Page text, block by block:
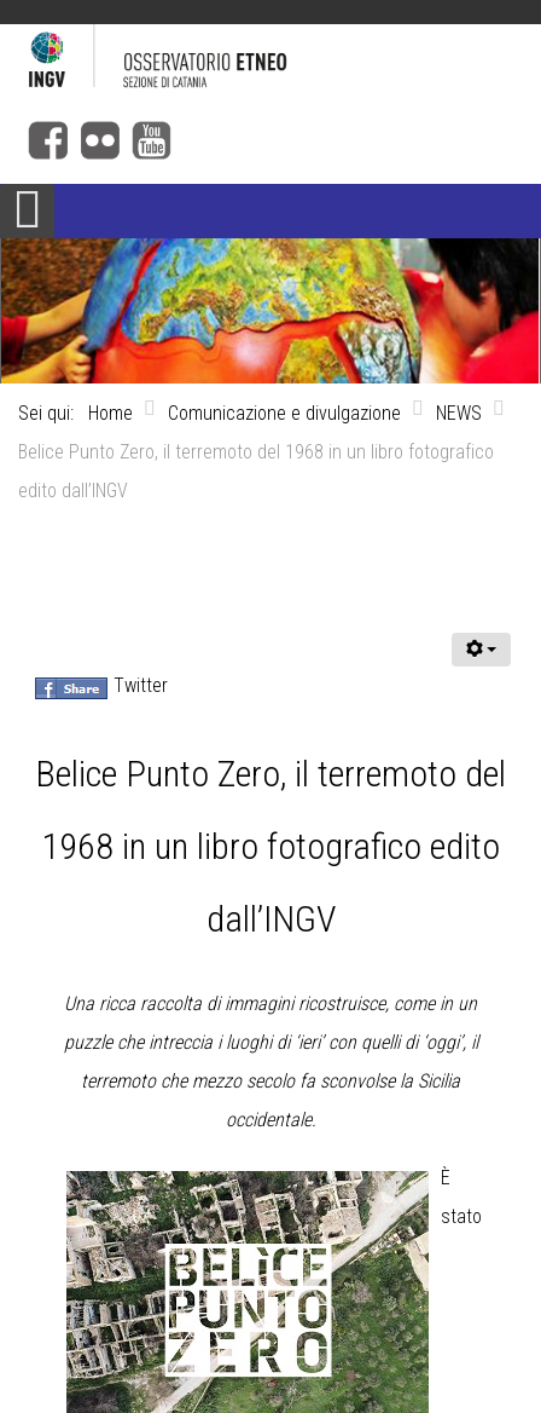
Sei qui: Home Comunicazione e divulgazione
NEWS
Belice Punto Zero, il terremoto del 1968 in un libro fotografico
edito dall’INGV
Twitter
Belice Punto Zero, il terremoto del
1968 in un libro fotografico edito
dall’INGV
Una ricca raccolta di immagini ricostruisce, come in un
puzzle che intreccia i luoghi di ‘ieri’ con quelli di ‘oggi’, il
terremoto che mezzo secolo fa sconvolse la Sicilia
occidentale.
È
stato